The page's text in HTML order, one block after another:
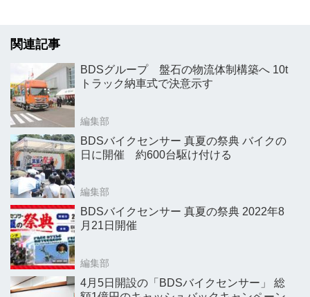
関連記事
BDSグループ 盤石の物流体制構築へ 10t
トラック納車式で決意示す
編集部
BDSバイクセンサー 真夏の祭典 バイクの
日に開催 約600台駆け付ける
編集部
BDSバイクセンサー 真夏の祭典 2022年8
月21日開催
編集部
4月5日開設の「BDSバイクセンサー」 総